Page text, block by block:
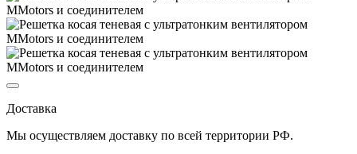
Доставка
Мы осуществляем доставку по всей территории РФ.